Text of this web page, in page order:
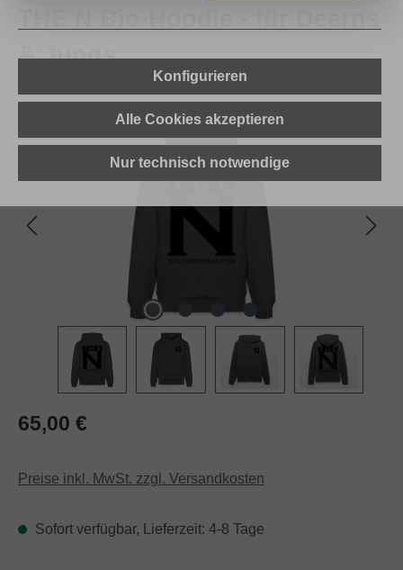
& Jungs
Bildergalerie überspringen
Regulärer Preis:
65,00 €
Preise inkl. MwSt. zzgl. Versandkosten
Sofort verfügbar, Lieferzeit: 4-8 Tage
Konfigurieren
Alle Cookies akzeptieren
Nur technisch notwendige